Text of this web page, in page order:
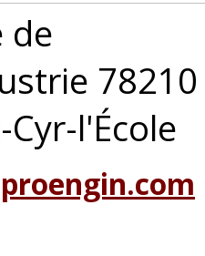
de
78210
Cyr-l'École